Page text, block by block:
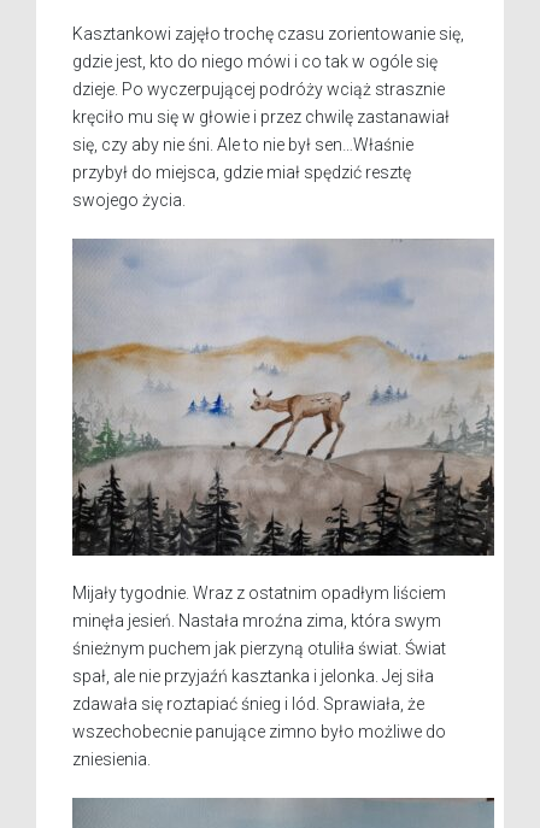
Kasztankowi zajęło trochę czasu zorientowanie się,
gdzie jest, kto do niego mówi i co tak w ogóle się
dzieje. Po wyczerpującej podróży wciąż strasznie
kręciło mu się w głowie i przez chwilę zastanawiał
się, czy aby nie śni. Ale to nie był sen…Właśnie
przybył do miejsca, gdzie miał spędzić resztę
swojego życia.
Mijały tygodnie. Wraz z ostatnim opadłym liściem
minęła jesień. Nastała mroźna zima, która swym
śnieżnym puchem jak pierzyną otuliła świat. Świat
spał, ale nie przyjaźń kasztanka i jelonka. Jej siła
zdawała się roztapiać śnieg i lód. Sprawiała, że
wszechobecnie panujące zimno było możliwe do
zniesienia.